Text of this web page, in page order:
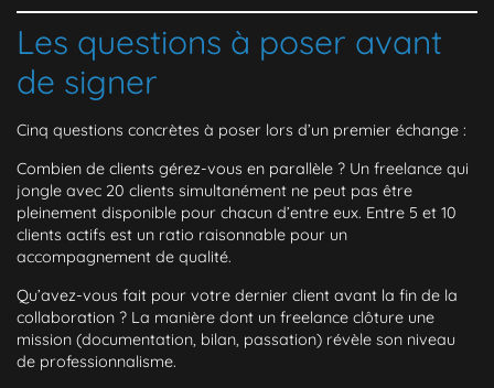
Les questions à poser avant
de signer
Cinq questions concrètes à poser lors d’un premier échange :
Combien de clients gérez-vous en parallèle ? Un freelance qui
jongle avec 20 clients simultanément ne peut pas être
pleinement disponible pour chacun d’entre eux. Entre 5 et 10
clients actifs est un ratio raisonnable pour un
accompagnement de qualité.
Qu’avez-vous fait pour votre dernier client avant la fin de la
collaboration ? La manière dont un freelance clôture une
mission (documentation, bilan, passation) révèle son niveau
de professionnalisme.